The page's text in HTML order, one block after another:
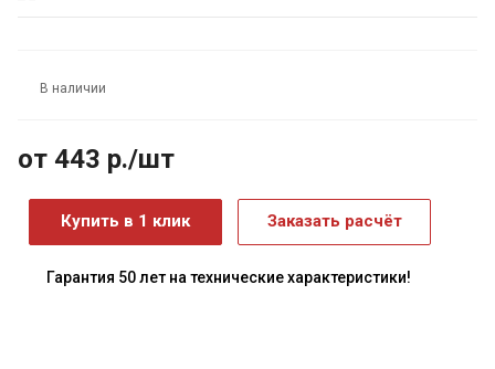
В наличии
от 443 р./шт
Купить в 1 клик Заказать расчёт
Гарантия 50 лет на технические характеристики!